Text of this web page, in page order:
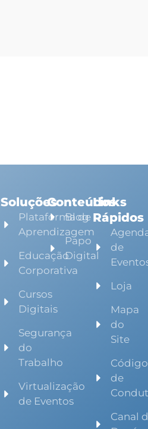
Soluções
Plataforma de
Aprendizagem
Educação
Corporativa
Cursos
Digitais
Segurança
do
Trabalho
Virtualização
de Eventos
Conteúdos
Blog
Papo
Digital
Links
Rápidos
de
Loja
Mapa
do
Site
Código
de
Canal